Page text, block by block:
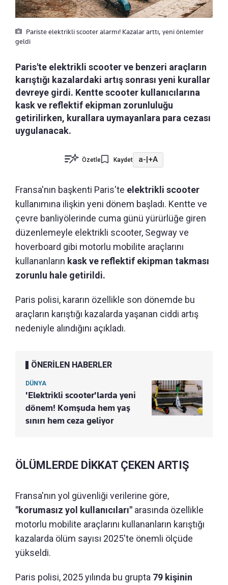
Pariste elektrikli scooter alarmı! Kazalar arttı, yeni önlemler
geldi
Paris'te elektrikli scooter ve benzeri araçların
karıştığı kazalardaki artış sonrası yeni kurallar
devreye girdi. Kentte scooter kullanıcılarına
kask ve reflektif ekipman zorunluluğu
getirilirken, kurallara uymayanlara para cezası
uygulanacak.
Özetle Kaydet a-|+A
Fransa'nın başkenti Paris'te elektrikli scooter
kullanımına ilişkin yeni dönem başladı. Kentte ve
çevre banliyölerinde cuma günü yürürlüğe giren
düzenlemeyle elektrikli scooter, Segway ve
hoverboard gibi motorlu mobilite araçlarını
kullananların kask ve reflektif ekipman takması
zorunlu hale getirildi.
Paris polisi, kararın özellikle son dönemde bu
araçların karıştığı kazalarda yaşanan ciddi artış
nedeniyle alındığını açıkladı.
ÖNERİLEN HABERLER
DÜNYA
'Elektrikli scooter'larda yeni
dönem! Komşuda hem yaş
sınırı hem ceza geliyor
ÖLÜMLERDE DİKKAT ÇEKEN ARTIŞ
Fransa'nın yol güvenliği verilerine göre,
"korumasız yol kullanıcıları" arasında özellikle
motorlu mobilite araçlarını kullananların karıştığı
kazalarda ölüm sayısı 2025'te önemli ölçüde
yükseldi.
Paris polisi, 2025 yılında bu grupta 79 kişinin